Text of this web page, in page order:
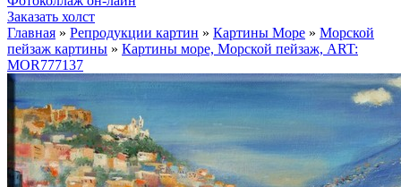
Заказать холст
Главная » Репродукции картин » Картины Море » Морской
пейзаж картины » Картины море, Морской пейзаж, ART:
MOR777137